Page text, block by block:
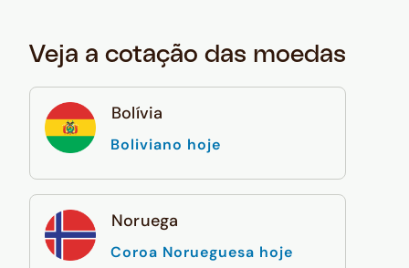
Veja a cotação das moedas
Bolívia
Boliviano hoje
Noruega
Coroa Norueguesa hoje